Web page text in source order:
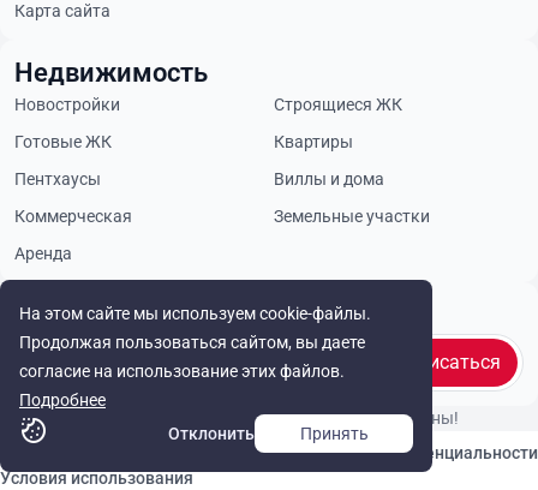
На этом сайте мы используем cookie-файлы.
Продолжая пользоваться сайтом, вы даете
согласие на использование этих файлов.
Подробнее
Отклонить
Принять
Будьте в курсе
Подписаться
Карта сайта
Недвижимость
Новостройки
Строящиеся ЖК
Готовые ЖК
Квартиры
Пентхаусы
Виллы и дома
Коммерческая
Земельные участки
Аренда
© Cyprus Realestate 2026. Все права защищены!
Политика конфиденциальности
Условия использования